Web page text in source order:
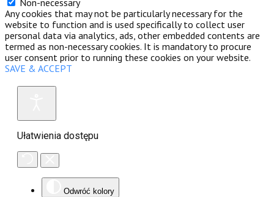
Non-necessary
Any cookies that may not be particularly necessary for the
website to function and is used specifically to collect user
personal data via analytics, ads, other embedded contents are
termed as non-necessary cookies. It is mandatory to procure
user consent prior to running these cookies on your website.
SAVE & ACCEPT
Ułatwienia dostępu
Odwróć kolory